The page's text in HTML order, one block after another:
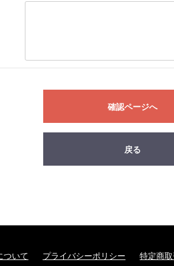
確認ページへ
戻る
ついて プライバシーポリシー 特定商